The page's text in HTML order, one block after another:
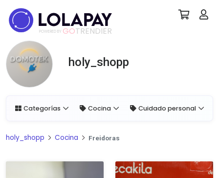
POWERED BY GOTRENDIER
holy_shopp
Categorías Cocina Cuidado personal
holy_shopp Cocina Freidoras